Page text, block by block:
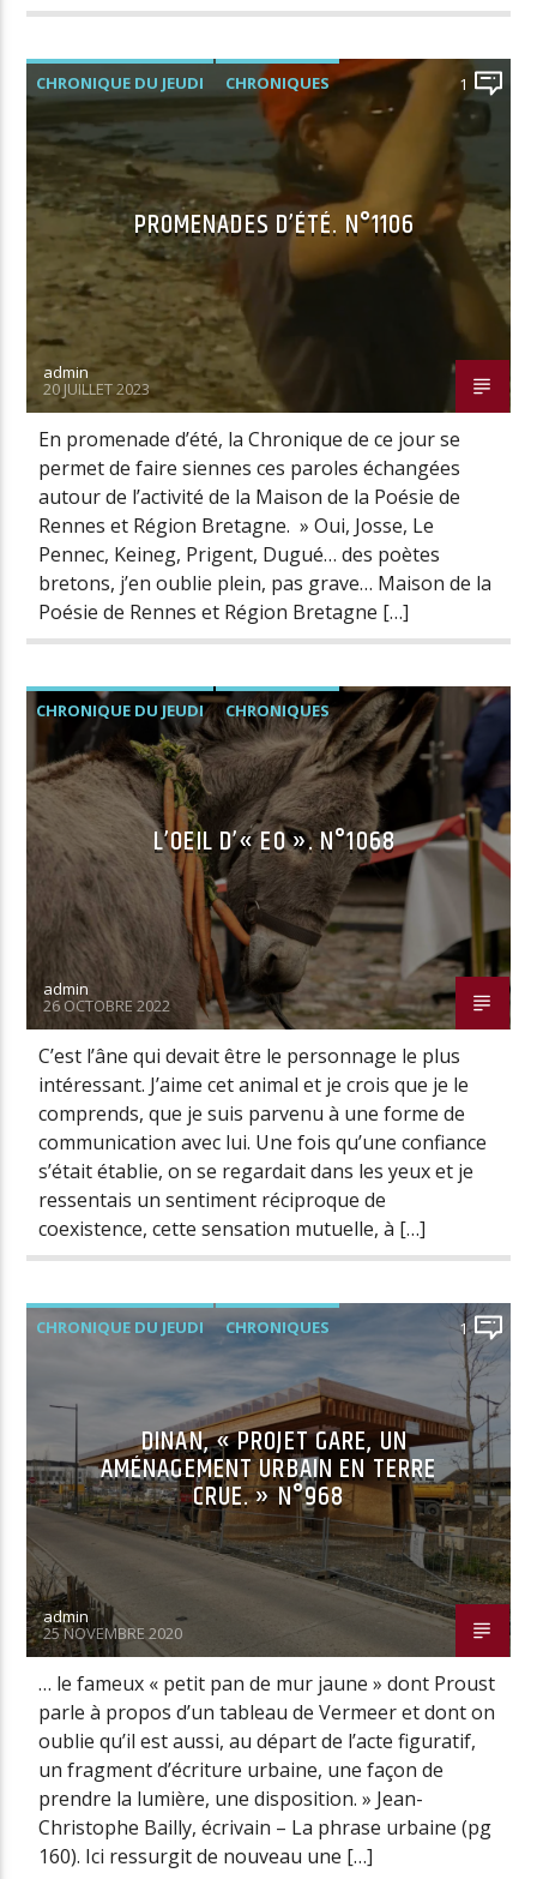
CHRONIQUE DU JEUDI CHRONIQUES 1
PROMENADES D’ÉTÉ. N°1106
admin
20 JUILLET 2023
En promenade d’été, la Chronique de ce jour se
permet de faire siennes ces paroles échangées
autour de l’activité de la Maison de la Poésie de
Rennes et Région Bretagne. » Oui, Josse, Le
Pennec, Keineg, Prigent, Dugué… des poètes
bretons, j’en oublie plein, pas grave… Maison de la
Poésie de Rennes et Région Bretagne […]
CHRONIQUE DU JEUDI CHRONIQUES
L’OEIL D’« EO ». N°1068
admin
26 OCTOBRE 2022
C’est l’âne qui devait être le personnage le plus
intéressant. J’aime cet animal et je crois que je le
comprends, que je suis parvenu à une forme de
communication avec lui. Une fois qu’une confiance
s’était établie, on se regardait dans les yeux et je
ressentais un sentiment réciproque de
coexistence, cette sensation mutuelle, à […]
CHRONIQUE DU JEUDI CHRONIQUES 1
DINAN, « PROJET GARE, UN
AMÉNAGEMENT URBAIN EN TERRE
CRUE. » N°968
admin
25 NOVEMBRE 2020
… le fameux « petit pan de mur jaune » dont Proust
parle à propos d’un tableau de Vermeer et dont on
oublie qu’il est aussi, au départ de l’acte figuratif,
un fragment d’écriture urbaine, une façon de
prendre la lumière, une disposition. » Jean-
Christophe Bailly, écrivain – La phrase urbaine (pg
160). Ici ressurgit de nouveau une […]